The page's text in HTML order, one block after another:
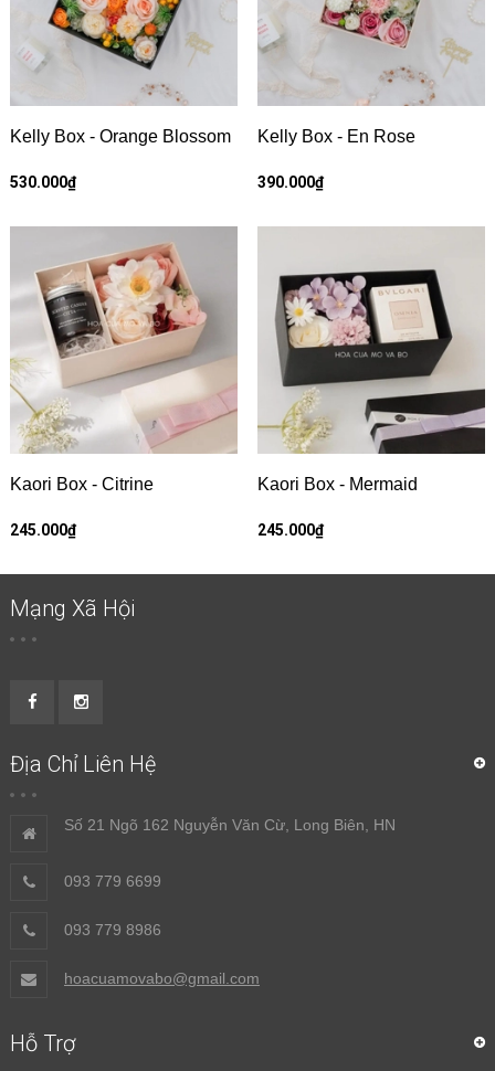
Kelly Box - Orange Blossom
530.000₫
Kelly Box - En Rose
390.000₫
Kaori Box - Citrine
245.000₫
Kaori Box - Mermaid
245.000₫
Mạng Xã Hội
Địa Chỉ Liên Hệ
Số 21 Ngõ 162 Nguyễn Văn Cừ, Long Biên, HN
093 779 6699
093 779 8986
hoacuamovabo@gmail.com
Hỗ Trợ